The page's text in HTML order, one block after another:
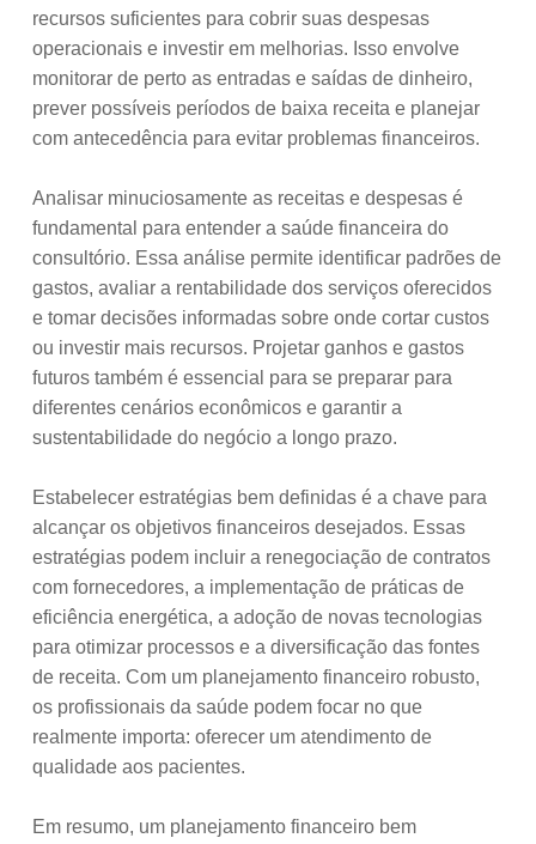
recursos suficientes para cobrir suas despesas
operacionais e investir em melhorias. Isso envolve
monitorar de perto as entradas e saídas de dinheiro,
prever possíveis períodos de baixa receita e planejar
com antecedência para evitar problemas financeiros.
Analisar minuciosamente as receitas e despesas é
fundamental para entender a saúde financeira do
consultório. Essa análise permite identificar padrões de
gastos, avaliar a rentabilidade dos serviços oferecidos
e tomar decisões informadas sobre onde cortar custos
ou investir mais recursos. Projetar ganhos e gastos
futuros também é essencial para se preparar para
diferentes cenários econômicos e garantir a
sustentabilidade do negócio a longo prazo.
Estabelecer estratégias bem definidas é a chave para
alcançar os objetivos financeiros desejados. Essas
estratégias podem incluir a renegociação de contratos
com fornecedores, a implementação de práticas de
eficiência energética, a adoção de novas tecnologias
para otimizar processos e a diversificação das fontes
de receita. Com um planejamento financeiro robusto,
os profissionais da saúde podem focar no que
realmente importa: oferecer um atendimento de
qualidade aos pacientes.
Em resumo, um planejamento financeiro bem